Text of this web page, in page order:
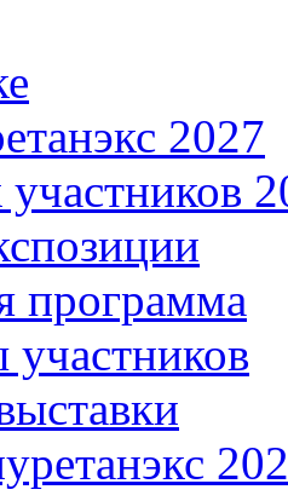
2027
программа